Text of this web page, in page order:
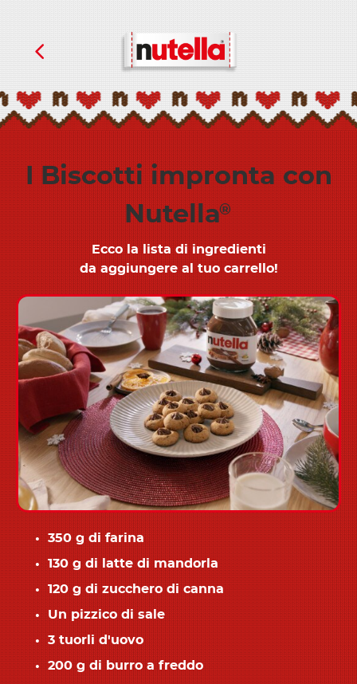
I Biscotti impronta con
Nutella®
Ecco la lista di ingredienti
da aggiungere al tuo carrello!
350 g di farina
130 g di latte di mandorla
120 g di zucchero di canna
Un pizzico di sale
3 tuorli d'uovo
200 g di burro a freddo